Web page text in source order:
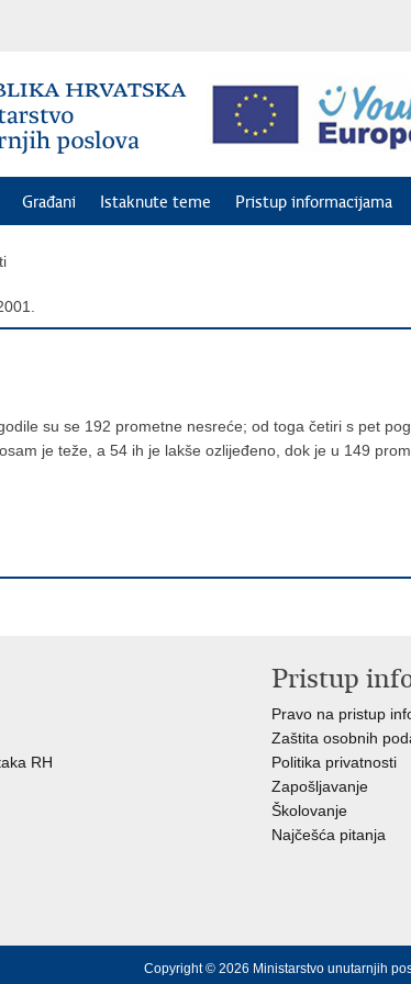
Građani Istaknute teme Pristup informacijama
su se 192 prometne nesreće; od toga četiri s pet
je teže, a 54 ih je lakše ozlijeđeno, dok je u 149
RH
Pristup
Pravo na pristup
Zaštita osobnih
Politika privatnosti
Zapošljavanje
Školovanje
Najčešća pitanja
Copyright © 2026 Ministarstvo unutarnjih